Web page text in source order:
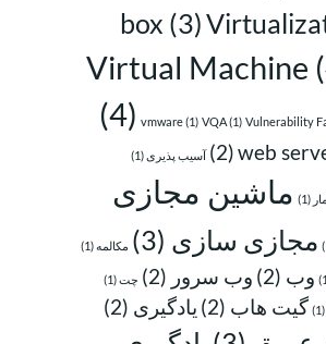
box (3)
Virtual Machine
(4) vmware(1) VQA(1) Vulnerability
(2)web آسیب پذیری (1)
(1)
ماشین مجازی
مجازی سازی (3) مکالمه (1)
وب (2) وب سرور (2) چت(1)
(1) گیت هاب (2) یادگیری (2)